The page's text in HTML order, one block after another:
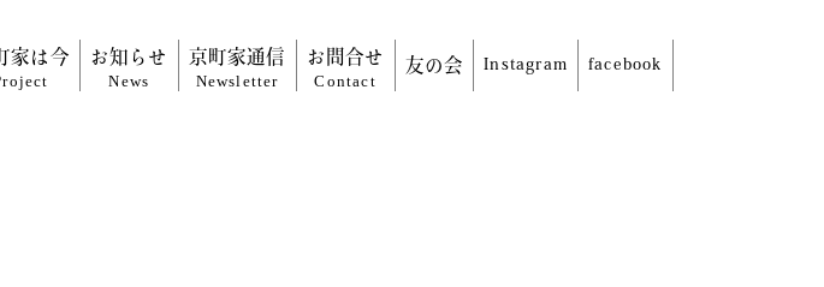
家は今 お知らせ
News
京町家通信
Newsletter
お問合せ
Contact
友の会 Instagram facebook